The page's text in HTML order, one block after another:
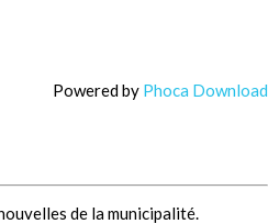
Powered by Phoca Download
de la municipalité.